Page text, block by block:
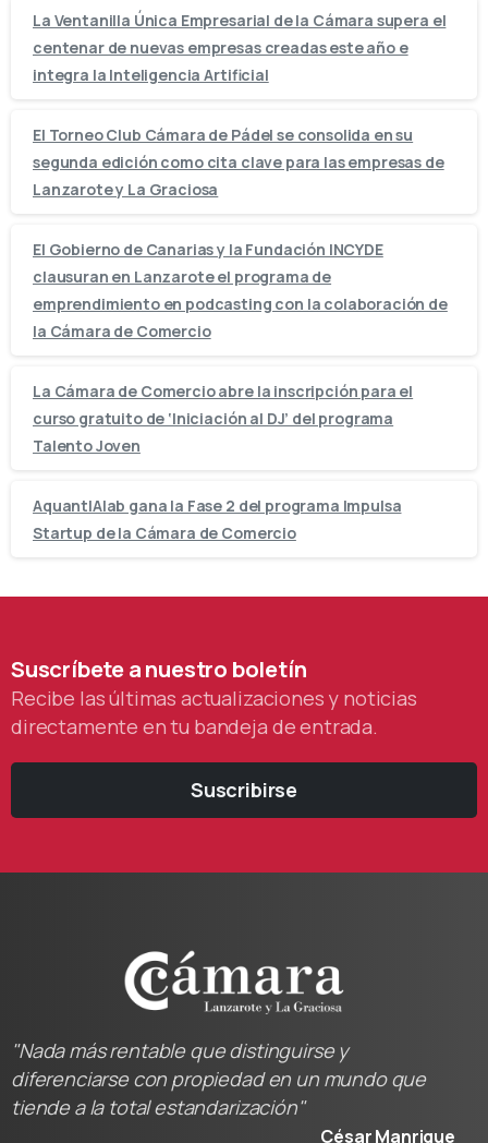
La Ventanilla Única Empresarial de la Cámara supera el
centenar de nuevas empresas creadas este año e
integra la Inteligencia Artificial
El Torneo Club Cámara de Pádel se consolida en su
segunda edición como cita clave para las empresas de
Lanzarote y La Graciosa
El Gobierno de Canarias y la Fundación INCYDE
clausuran en Lanzarote el programa de
emprendimiento en podcasting con la colaboración de
la Cámara de Comercio
La Cámara de Comercio abre la inscripción para el
curso gratuito de ‘Iniciación al DJ’ del programa
Talento Joven
AquantIAlab gana la Fase 2 del programa Impulsa
Startup de la Cámara de Comercio
Suscríbeteanuestro boletín
Recibe las últimas actualizaciones y noticias
directamente en tu bandeja de entrada.
Suscribirse
"Nada más rentable que distinguirse y
diferenciarse con propiedad en un mundo que
tiende a la total estandarización"
César Manrique